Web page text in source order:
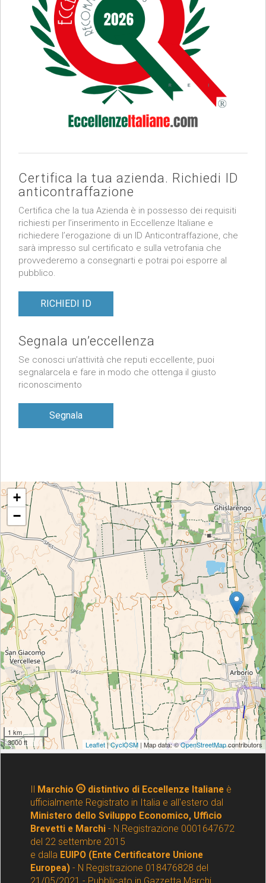
Certifica la tua azienda. Richiedi ID
anticontraffazione
Certifica che la tua Azienda è in possesso dei requisiti
richiesti per l’inserimento in Eccellenze Italiane e
richiedere l’erogazione di un ID Anticontraffazione, che
sarà impresso sul certificato e sulla vetrofania che
provvederemo a consegnarti e potrai poi esporre al
pubblico.
RICHIEDI ID
Segnala un’eccellenza
Se conosci un’attività che reputi eccellente, puoi
segnalarcela e fare in modo che ottenga il giusto
riconoscimento
Segnala
Marchio distintivo di Eccellenze Italianeè
ufficialmente Registrato in Italia e all'estero dal
Ministero dello Sviluppo Economico, Ufficio
Brevetti e Marchi - N.Registrazione 0001647672
del 22 settembre 2015
e dalla EUIPO (Ente Certificatore Unione
Europea) - N Registrazione 018476828 del